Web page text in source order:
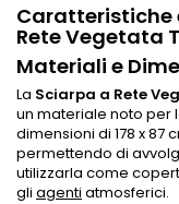
Caratteristiche
Rete Vegetata
Materiali e
La Sciarpa a Rete
un materiale noto per
dimensioni di 178 x 87
permettendo di
utilizzarla come
gli agenti atmosferici.